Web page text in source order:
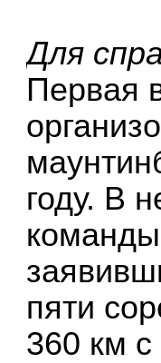
Для
Первая
году. В
пяти
360 км